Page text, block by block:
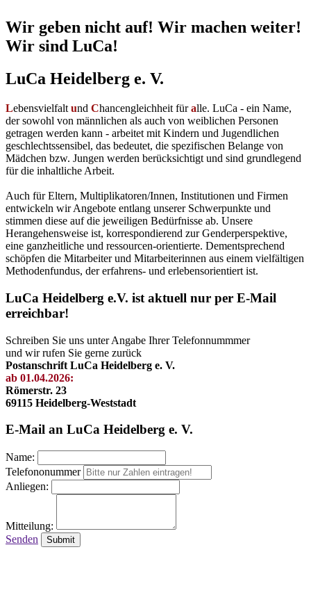
Wir geben nicht auf! Wir machen weiter!
Wir sind LuCa!
LuCa Heidelberg e. V.
Lebensvielfalt und Chancengleichheit füralle. LuCa - ein Name,
der sowohl von männlichen als auch von weiblichen Personen
getragen werden kann - arbeitet mit Kindern und Jugendlichen
geschlechtssensibel, das bedeutet, die spezifischen Belange von
Mädchen bzw. Jungen werden berücksichtigt und sind grundlegend
für die inhaltliche Arbeit.
Auch für Eltern, Multiplikatoren/Innen, Institutionen und Firmen
entwickeln wir Angebote entlang unserer Schwerpunkte und
stimmen diese auf die jeweiligen Bedürfnisse ab. Unsere
Herangehensweise ist, korrespondierend zur Genderperspektive,
eine ganzheitliche und ressourcen-orientierte. Dementsprechend
schöpfen die Mitarbeiter und Mitarbeiterinnen aus einem vielfältigen
Methodenfundus, der erfahrens- und erlebensorientiert ist.
LuCa Heidelberg e.V. ist aktuell nur per E-Mail
erreichbar!
Schreiben Sie uns unter Angabe Ihrer Telefonnummmer
und wir rufen Sie gerne zurück
Postanschrift LuCa Heidelberg e. V.
ab 01.04.2026:
Römerstr. 23
69115 Heidelberg-Weststadt
E-Mail an LuCa Heidelberg e. V.
Name:
Telefononummer
Anliegen:
Mitteilung:
Senden